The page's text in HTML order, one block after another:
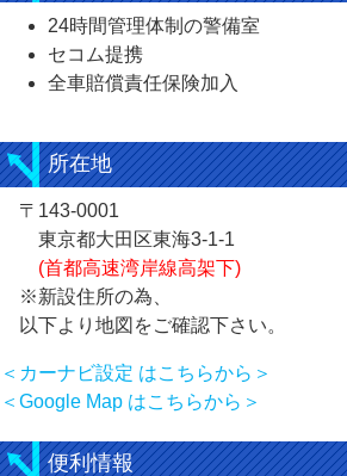
24時間管理体制の警備室
セコム提携
全車賠償責任保険加入
所在地
〒143-0001
東京都大田区東海3-1-1
(首都高速湾岸線高架下)
※新設住所の為、
以下より地図をご確認下さい。
＜カーナビ設定 はこちらから＞
＜Google Map はこちらから＞
便利情報